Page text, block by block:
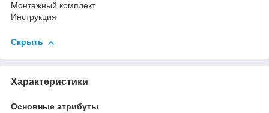
Монтажный комплект
Инструкция
Скрыть
Характеристики
Основные атрибуты